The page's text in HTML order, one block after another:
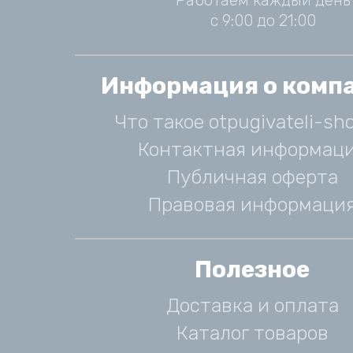
с 9:00 до 21:00
Информация о
Что такое otpugivateli-
Контактная
Публичная оферта
Правовая
Полезное
Доставка и оплата
Каталог товаров